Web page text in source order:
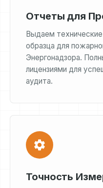
Отчеты для
Выдаем
образца для
Энергонадзора.
лицензиями для
аудита.
Точность